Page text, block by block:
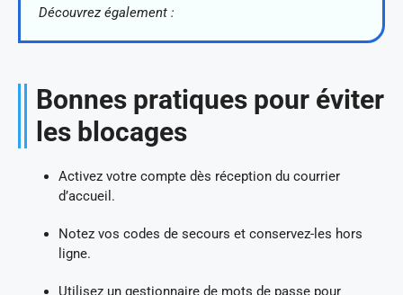
Découvrez également :
Bonnes pratiques pour éviter
les blocages
Activez votre compte dès réception du courrier
d’accueil.
Notez vos codes de secours et conservez-les hors
ligne.
Utilisez un gestionnaire de mots de passe pour